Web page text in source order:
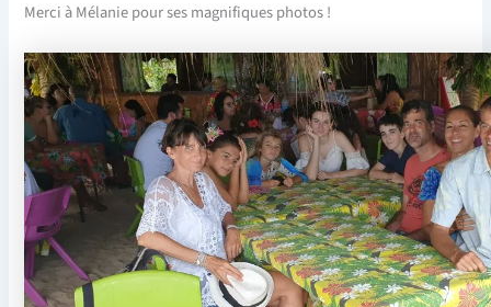
Merci à Mélanie pour ses magnifiques photos !